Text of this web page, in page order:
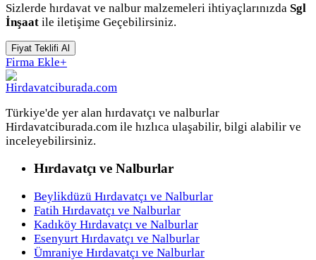
Sizlerde hırdavat ve nalbur malzemeleri ihtiyaçlarınızda Sgl
İnşaat ile iletişime Geçebilirsiniz.
Fiyat Teklifi Al
Firma Ekle+
Türkiye'de yer alan hırdavatçı ve nalburlar
Hirdavatciburada.com ile hızlıca ulaşabilir, bilgi alabilir ve
inceleyebilirsiniz.
Hırdavatçı ve Nalburlar
Beylikdüzü Hırdavatçı ve Nalburlar
Fatih Hırdavatçı ve Nalburlar
Kadıköy Hırdavatçı ve Nalburlar
Esenyurt Hırdavatçı ve Nalburlar
Ümraniye Hırdavatçı ve Nalburlar